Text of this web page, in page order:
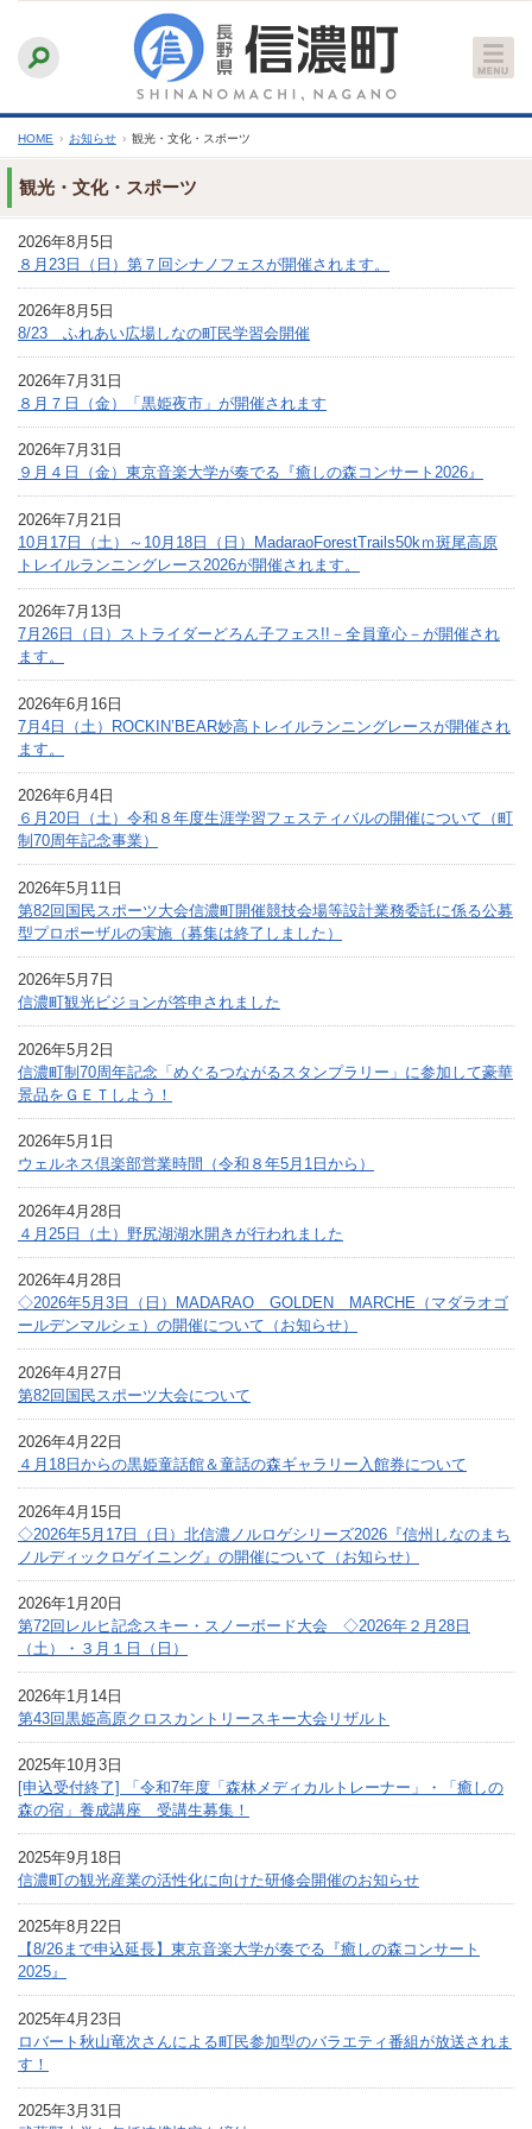
文
へ
ふりがなをつける
文字サイズ
縮小 標準 拡大
HOME › お知らせ › 観光・文化・スポーツ
観光・文化・スポーツ
2026年8月5日
８月23日（日）第７回シナノフェスが開催されます。
2026年8月5日
8/23 ふれあい広場しなの町民学習会開催
2026年7月31日
８月７日（金）「黒姫夜市」が開催されます
2026年7月31日
９月４日（金）東京音楽大学が奏でる『癒しの森コンサート2026』
2026年7月21日
10月17日（土）～10月18日（日）MadaraoForestTrails50kｍ斑尾高原
トレイルランニングレース2026が開催されます。
2026年7月13日
7月26日（日）ストライダーどろん子フェス!!－全員童心－が開催され
ます。
2026年6月16日
7月4日（土）ROCKIN’BEAR妙高トレイルランニングレースが開催され
ます。
2026年6月4日
６月20日（土）令和８年度生涯学習フェスティバルの開催について（町
制70周年記念事業）
2026年5月11日
第82回国民スポーツ大会信濃町開催競技会場等設計業務委託に係る公募
型プロポーザルの実施（募集は終了しました）
2026年5月7日
信濃町観光ビジョンが答申されました
2026年5月2日
信濃町制70周年記念「めぐるつながるスタンプラリー」に参加して豪華
景品をＧＥＴしよう！
2026年5月1日
ウェルネス倶楽部営業時間（令和８年5月1日から）
2026年4月28日
４月25日（土）野尻湖湖水開きが行われました
2026年4月28日
◇2026年5月3日（日）MADARAO GOLDEN MARCHE（マダラオゴ
ールデンマルシェ）の開催について（お知らせ）
2026年4月27日
第82回国民スポーツ大会について
2026年4月22日
４月18日からの黒姫童話館＆童話の森ギャラリー入館券について
2026年4月15日
◇2026年5月17日（日）北信濃ノルロゲシリーズ2026『信州しなのまち
ノルディックロゲイニング』の開催について（お知らせ）
2026年1月20日
第72回レルヒ記念スキー・スノーボード大会 ◇2026年２月28日
（土）・３月１日（日）
2026年1月14日
第43回黒姫高原クロスカントリースキー大会リザルト
2025年10月3日
[申込受付終了] 「令和7年度「森林メディカルトレーナー」・「癒しの
森の宿」養成講座 受講生募集！
2025年9月18日
信濃町の観光産業の活性化に向けた研修会開催のお知らせ
2025年8月22日
【8/26まで申込延長】東京音楽大学が奏でる『癒しの森コンサート
2025』
2025年4月23日
ロバート秋山竜次さんによる町民参加型のバラエティ番組が放送されま
す！
2025年3月31日